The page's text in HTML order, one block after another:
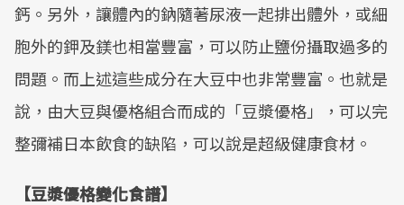
鈣。另外，讓體內的鈉隨著尿液一起排出體外，或細
胞外的鉀及鎂也相當豐富，可以防止鹽份攝取過多的
問題。而上述這些成分在大豆中也非常豐富。也就是
說，由大豆與優格組合而成的「豆漿優格」，可以完
整彌補日本飲食的缺陷，可以說是超級健康食材。
【豆漿優格變化食譜】